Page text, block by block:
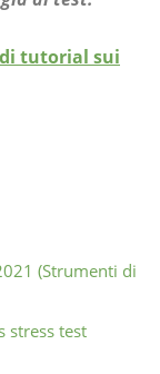
tutorial sui
(Strumenti di
stress test